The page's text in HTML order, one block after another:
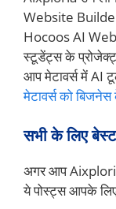
Website
Hocoos AI
स्टूडेंट्स के
आप मेटावर्स में AI
मेटावर्स को
सभी के लिए
अगर आप
ये पोस्ट्स आपके